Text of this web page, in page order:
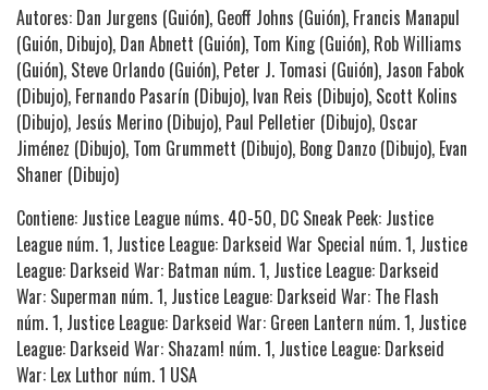
Autores: Dan Jurgens (Guión), Geoff Johns (Guión), Francis Manapul
(Guión, Dibujo), Dan Abnett (Guión), Tom King (Guión), Rob Williams
(Guión), Steve Orlando (Guión), Peter J. Tomasi (Guión), Jason Fabok
(Dibujo), Fernando Pasarín (Dibujo), Ivan Reis (Dibujo), Scott Kolins
(Dibujo), Jesús Merino (Dibujo), Paul Pelletier (Dibujo), Oscar
Jiménez (Dibujo), Tom Grummett (Dibujo), Bong Danzo (Dibujo), Evan
Shaner (Dibujo)
Contiene: Justice League núms. 40-50, DC Sneak Peek: Justice
League núm. 1, Justice League: Darkseid War Special núm. 1, Justice
League: Darkseid War: Batman núm. 1, Justice League: Darkseid
War: Superman núm. 1, Justice League: Darkseid War: The Flash
núm. 1, Justice League: Darkseid War: Green Lantern núm. 1, Justice
League: Darkseid War: Shazam! núm. 1, Justice League: Darkseid
War: Lex Luthor núm. 1 USA